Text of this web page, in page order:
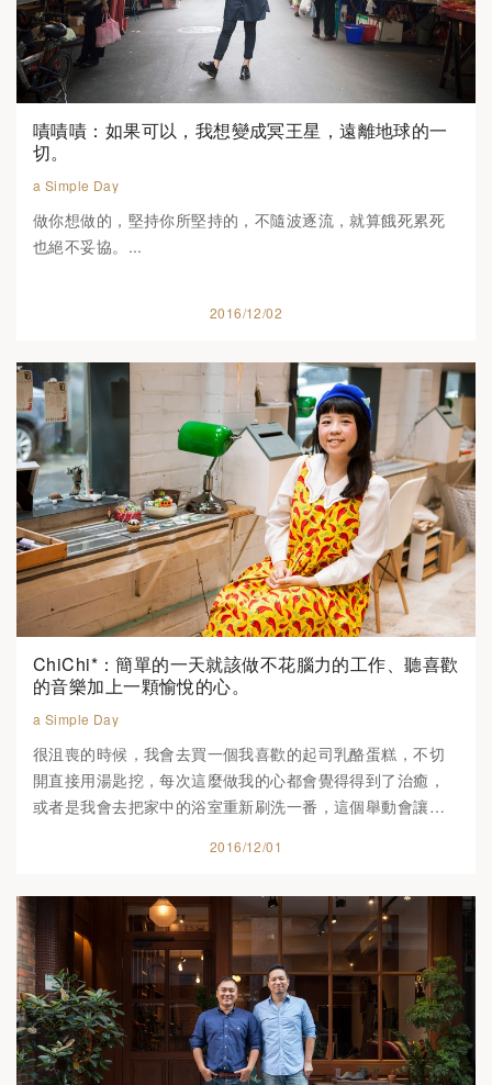
嘖嘖嘖：如果可以，我想變成冥王星，遠離地球的一
切。
a Simple Day
做你想做的，堅持你所堅持的，不隨波逐流，就算餓死累死
也絕不妥協。...
2016/12/02
ChiChi*：簡單的一天就該做不花腦力的工作、聽喜歡
的音樂加上一顆愉悅的心。
a Simple Day
很沮喪的時候，我會去買一個我喜歡的起司乳酪蛋糕，不切
開直接用湯匙挖，每次這麼做我的心都會覺得得到了治癒，
或者是我會去把家中的浴室重新刷洗一番，這個舉動會讓我
2016/12/01